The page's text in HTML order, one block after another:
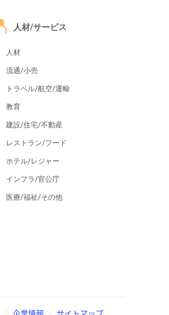
人材/サービス
人材
流通/小売
トラベル/航空/運輸
教育
建設/住宅/不動産
レストラン/フード
ホテル/レジャー
インフラ/官公庁
医療/福祉/その他